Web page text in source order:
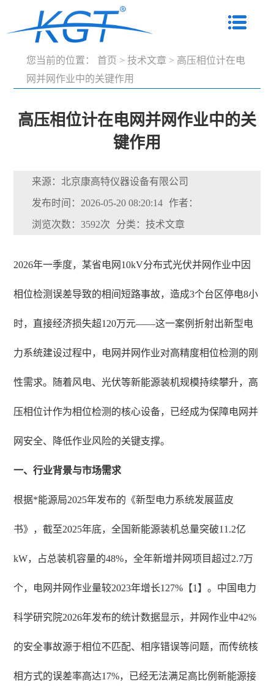
您当前的位置： 首页 > 技术文章 > 高压相位计在电
网并网作业中的关键作用
高压相位计在电网并网作业中的关
键作用
来源：北京康高特仪器设备有限公司
发布时间：2026-05-20 08:20:14 作者：
浏览次数：3592次 分类：技术文章
2026年一季度，某省电网10kV分布式光伏并网作业中因
相位检测误差导致的相间短路事故，造成3个台区停电8小
时，直接经济损失超120万元——这一案例折射出新型电
力系统建设过程中，电网并网作业对高精度相位检测的刚
性需求。随着风电、光伏等新能源装机规模持续攀升，高
压相位计作为相位检测的核心设备，已经成为保障电网并
网安全、降低作业风险的关键支撑。
一、行业背景与市场需求
根据*能源局2025年发布的《新型电力系统发展蓝皮
书》，截至2025年底，全国新能源装机总量突破11.2亿
kW，占总装机容量的48%，全年新增并网项目超过2.7万
个，电网并网作业量较2023年增长127%【1】。中国电力
科学研究院2026年发布的统计数据显示，并网作业中42%
的安全事故源于相位不匹配、相序错误等问题，而传统核
相方式的误差率高达17%，已经无法满足高比例新能源接